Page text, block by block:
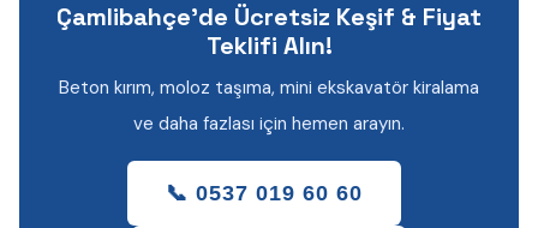
Çamlibahçe'de Ücretsiz Keşif & Fiyat
Teklifi Alın!
Beton kırım, moloz taşıma, mini ekskavatör kiralama
ve daha fazlası için hemen arayın.
📞 0537 019 60 60